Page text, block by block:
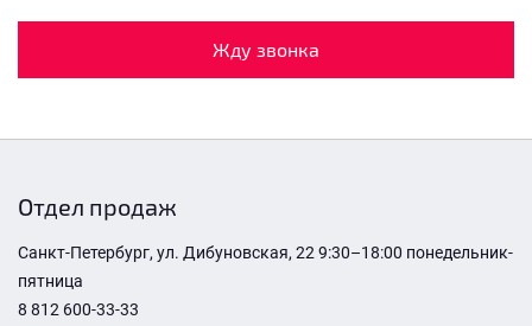
Жду звонка
Отдел продаж
Санкт-Петербург, ул. Дибуновская, 22 9:30–18:00 понедельник-
пятница
8 812 600-33-33